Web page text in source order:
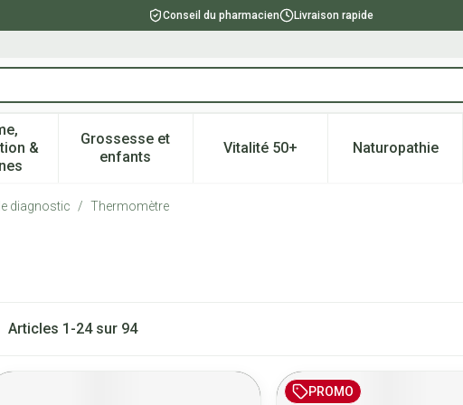
Conseil du pharmacien Livraison rapide
la catégorie Beauté, soins et hygiène
& le sous-menu pour la catégorie Régime, alimentation &
Grossesse et
enfantsAfficher le sous-menu pour la catégorie
Vitalité 50+Afficher le sous-menu pour la
Naturopathie
Afficher
diagnostic / Thermomètre
Articles 1 -24sur 94
PROMO